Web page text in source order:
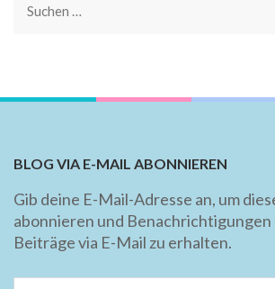
Suchen
BLOG VIA E-MAIL ABONNIEREN
Gib deine E-Mail-Adresse an, um
abonnieren und Benachrichtigungen
Beiträge via E-Mail zu erhalten.